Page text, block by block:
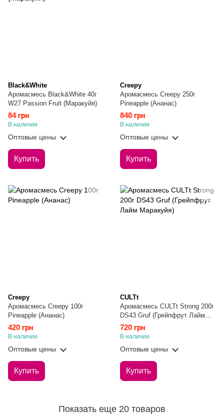
Black&White
Аромасмесь Black&White 40г
W27 Passion Fruit (Маракуйя)
84 грн
В наличии
Оптовые цены
Купить
Creepy
Аромасмесь Creepy 250г
Pineapple (Ананас)
840 грн
В наличии
Оптовые цены
Купить
Creepy
Аромасмесь Creepy 100г
Pineapple (Ананас)
420 грн
В наличии
Оптовые цены
Купить
CULTt
Аромасмесь CULTt Strong 200г
DS43 Gruf (Грейпфрут Лайм
Маракуйя)
720 грн
В наличии
Оптовые цены
Купить
Показать еще 20 товаров